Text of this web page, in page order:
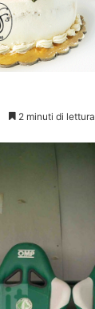
2 minuti di lettura